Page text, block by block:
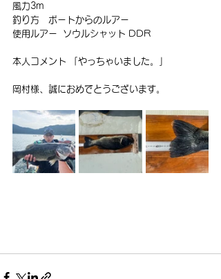
風力3m
釣り方　ボートからのルアー
使用ルアー ソウルシャット DDR
本人コメント 「やっちゃいました。」
岡村様、誠におめでとうございます。